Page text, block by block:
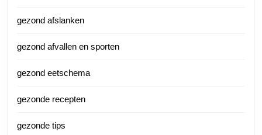
gezond afslanken
gezond afvallen en sporten
gezond eetschema
gezonde recepten
gezonde tips